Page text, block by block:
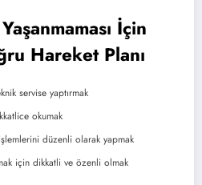
İçin
Hareket Planı
servise yaptırmak
okumak
düzenli olarak yapmak
için dikkatli ve özenli olmak